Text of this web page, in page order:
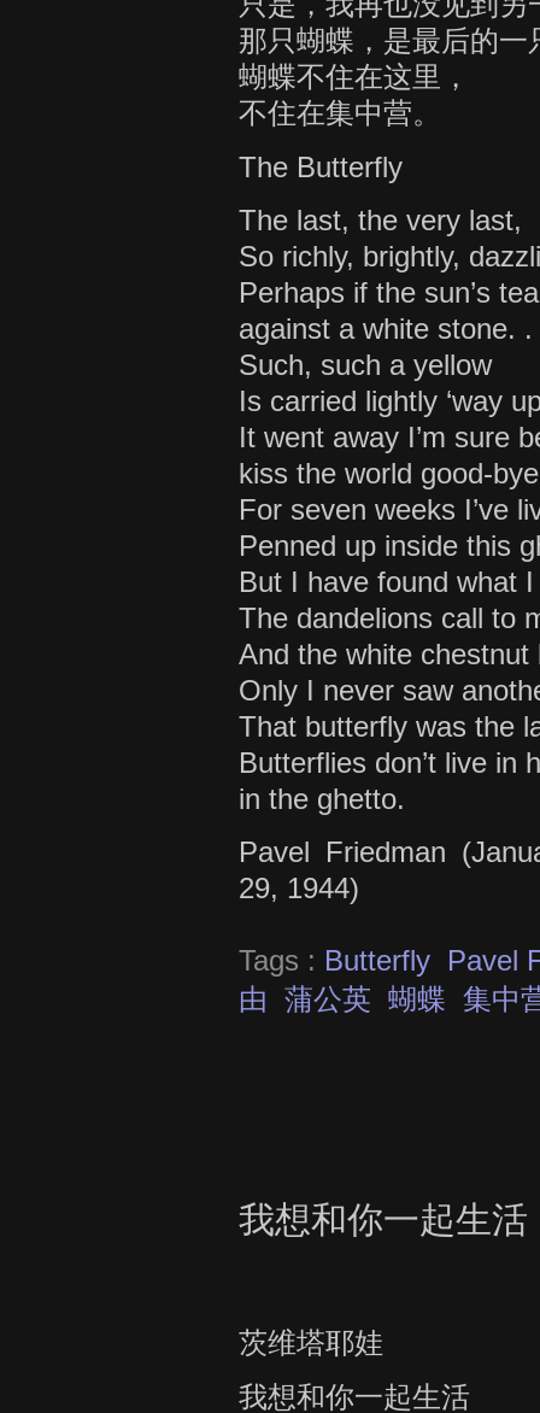
那只蝴蝶，是最后的一
蝴蝶不住在这里，
不住在集中营。
The Butterfly
The last, the very last,
So richly, brightly,
Perhaps if the sun’s
against a white stone.
Such, such a yellow
Is carried lightly ‘way
It went away I’m sure
kiss the world good-
For seven weeks I’ve
Penned up inside this
But I have found what
The dandelions call to
And the white
Only I never saw
That butterfly was the
Butterflies don’t live in
in the ghetto.
Pavel Friedman
29, 1944)
Tags : Butterfly
Pavel
由
蒲公英 蝴蝶 集中
我想和你一起生活
茨维塔耶娃
我想和你一起生活